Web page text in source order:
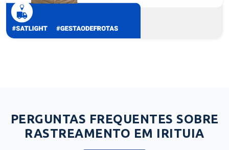
PERGUNTAS FREQUENTES SOBRE
RASTREAMENTO EM IRITUIA